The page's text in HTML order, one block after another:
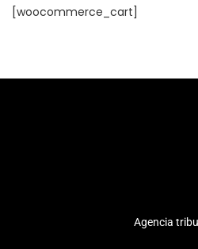
[woocommerce_cart]
Agencia